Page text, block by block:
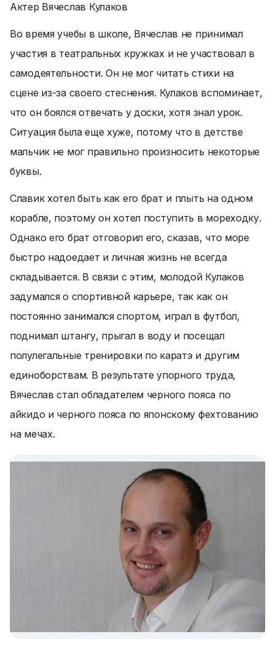
Актер Вячеслав Кулаков
Во время учебы в школе, Вячеслав не принимал
участия в театральных кружках и не участвовал в
самодеятельности. Он не мог читать стихи на
сцене из-за своего стеснения. Кулаков вспоминает,
что он боялся отвечать у доски, хотя знал урок.
Ситуация была еще хуже, потому что в детстве
мальчик не мог правильно произносить некоторые
буквы.
Славик хотел быть как его брат и плыть на одном
корабле, поэтому он хотел поступить в мореходку.
Однако его брат отговорил его, сказав, что море
быстро надоедает и личная жизнь не всегда
складывается. В связи с этим, молодой Кулаков
задумался о спортивной карьере, так как он
постоянно занимался спортом, играл в футбол,
поднимал штангу, прыгал в воду и посещал
полулегальные тренировки по каратэ и другим
единоборствам. В результате упорного труда,
Вячеслав стал обладателем черного пояса по
айкидо и черного пояса по японскому фехтованию
на мечах.